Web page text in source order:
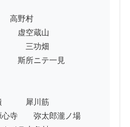
　高野村
山
畑
　斯所ニテ一見
　　犀川筋
　　弥太郎瀧ノ場